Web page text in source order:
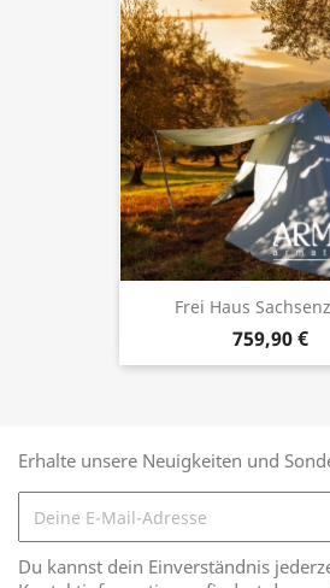
Frei Haus
759,90 €
Erhalte unsere Neuigkeiten und
Du kannst dein Einverständnis